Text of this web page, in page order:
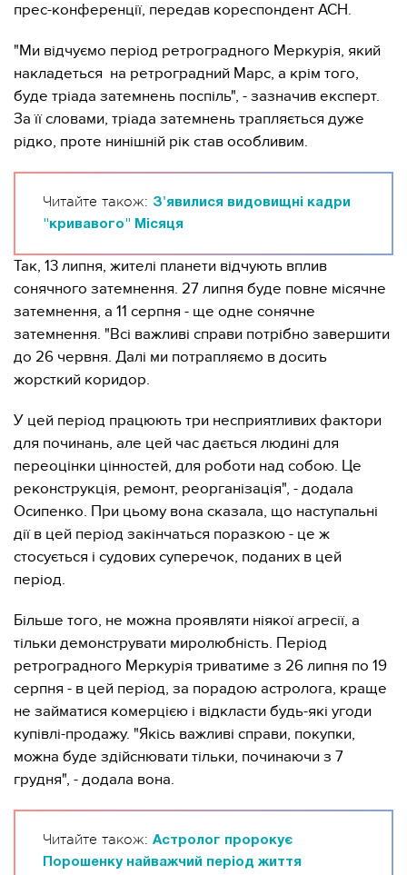
прес-конференції, передав кореспондент АСН.
"Ми відчуємо період ретроградного Меркурія, який
накладеться на ретроградний Марс, а крім того,
буде тріада затемнень поспіль", - зазначив експерт.
За її словами, тріада затемнень трапляється дуже
рідко, проте нинішній рік став особливим.
Читайте також: З'явилися видовищні кадри
"кривавого" Місяця
Так, 13 липня, жителі планети відчують вплив
сонячного затемнення. 27 липня буде повне місячне
затемнення, а 11 серпня - ще одне сонячне
затемнення. "Всі важливі справи потрібно завершити
до 26 червня. Далі ми потрапляємо в досить
жорсткий коридор.
У цей період працюють три несприятливих фактори
для починань, але цей час дається людині для
переоцінки цінностей, для роботи над собою. Це
реконструкція, ремонт, реорганізація", - додала
Осипенко. При цьому вона сказала, що наступальні
дії в цей період закінчаться поразкою - це ж
стосується і судових суперечок, поданих в цей
період.
Більше того, не можна проявляти ніякої агресії, а
тільки демонструвати миролюбність. Період
ретроградного Меркурія триватиме з 26 липня по 19
серпня - в цей період, за порадою астролога, краще
не займатися комерцією і відкласти будь-які угоди
купівлі-продажу. "Якісь важливі справи, покупки,
можна буде здійснювати тільки, починаючи з 7
грудня", - додала вона.
Читайте також: Астролог пророкує
Порошенку найважчий період життя